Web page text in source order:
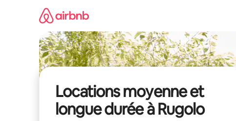
Locations moyenne et
longue durée à Rugolo